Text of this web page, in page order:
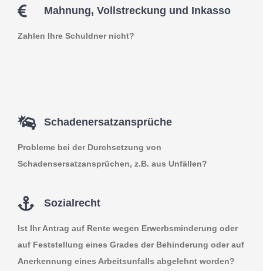
Mahnung, Vollstreckung und Inkasso
Zahlen Ihre Schuldner nicht?
Schadenersatzansprüche
Probleme bei der Durchsetzung von
Schadensersatzansprüchen, z.B. aus Unfällen?
Sozialrecht
Ist Ihr Antrag auf Rente wegen Erwerbsminderung oder
auf Feststellung eines Grades der Behinderung oder auf
Anerkennung eines Arbeitsunfalls abgelehnt worden?